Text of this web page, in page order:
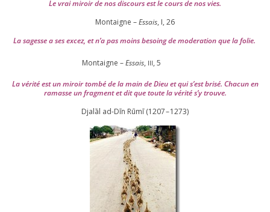
Le vrai miroir de nos dis­cours est le cours de nos vies.
Montaigne –Essais, I, 26
La sagesse a ses excez, et n’a pas moins besoing de mode­ra­tion que la folie.
Montaigne –Essais, III, 5
La véri­té est un miroir tom­bé de la main de Dieu et qui s’est bri­sé. Chacun en
ramasse un frag­ment et dit que toute la véri­té s’y trouve.
Djalāl ad-Dīn Rūmī (1207–1273)